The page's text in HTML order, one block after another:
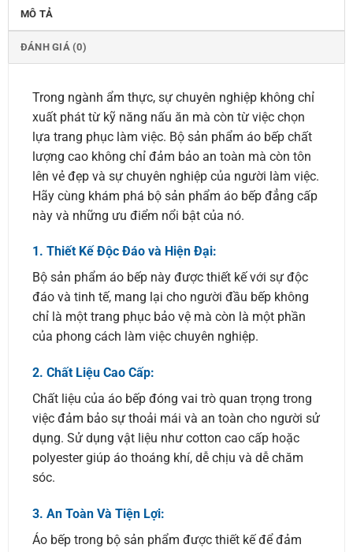
MÔ TẢ
ĐÁNH GIÁ (0)
Trong ngành ẩm thực, sự chuyên nghiệp không chỉ
xuất phát từ kỹ năng nấu ăn mà còn từ việc chọn
lựa trang phục làm việc. Bộ sản phẩm áo bếp chất
lượng cao không chỉ đảm bảo an toàn mà còn tôn
lên vẻ đẹp và sự chuyên nghiệp của người làm việc.
Hãy cùng khám phá bộ sản phẩm áo bếp đẳng cấp
này và những ưu điểm nổi bật của nó.
1. Thiết Kế Độc Đáo và Hiện Đại:
Bộ sản phẩm áo bếp này được thiết kế với sự độc
đáo và tinh tế, mang lại cho người đầu bếp không
chỉ là một trang phục bảo vệ mà còn là một phần
của phong cách làm việc chuyên nghiệp.
2. Chất Liệu Cao Cấp:
Chất liệu của áo bếp đóng vai trò quan trọng trong
việc đảm bảo sự thoải mái và an toàn cho người sử
dụng. Sử dụng vật liệu như cotton cao cấp hoặc
polyester giúp áo thoáng khí, dễ chịu và dễ chăm
sóc.
3. An Toàn Và Tiện Lợi:
Áo bếp trong bộ sản phẩm được thiết kế để đảm